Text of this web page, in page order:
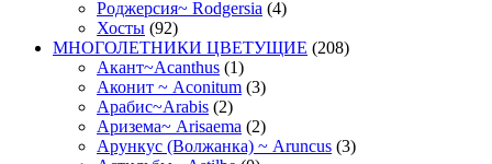
Роджерсия~ Rodgersia (4)
Хосты (92)
МНОГОЛЕТНИКИ ЦВЕТУЩИЕ (208)
Акант~Acanthus (1)
Аконит ~ Aconitum (3)
Арабис~Arabis (2)
Аризема~ Arisaema (2)
Арункус (Волжанка) ~ Aruncus (3)